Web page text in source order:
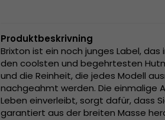
Produktbeskrivning
Brixton ist ein noch junges Label,
den coolsten und begehrtesten
und die Reinheit, die jedes Modell
nachgeahmt werden. Die einmalige
Leben einverleibt, sorgt dafür, dass
garantiert aus der breiten Masse